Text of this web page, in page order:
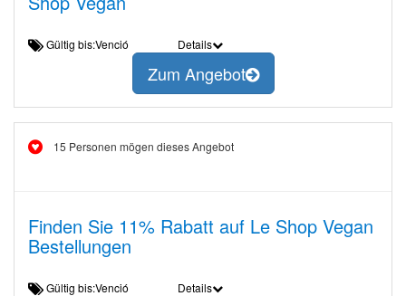
Gültig bis:Venció Details
Zum Angebot
15 Personen mögen dieses Angebot
Finden Sie 11% Rabatt auf Le Shop Vegan
Bestellungen
Gültig bis:Venció Details